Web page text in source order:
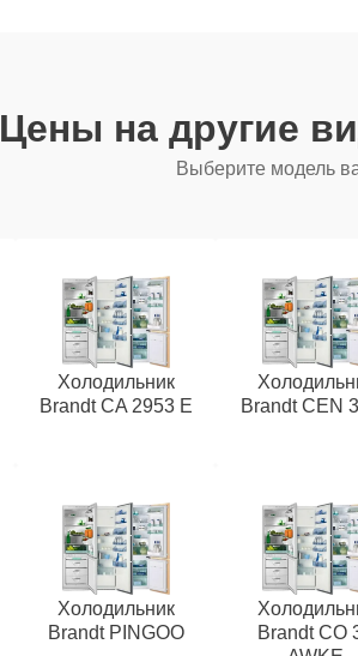
Цены на другие
Выберите модель
Холодильник
Brandt CA 2953 E
Brandt CEN
Холодильник
Brandt PINGOO
Brandt CO